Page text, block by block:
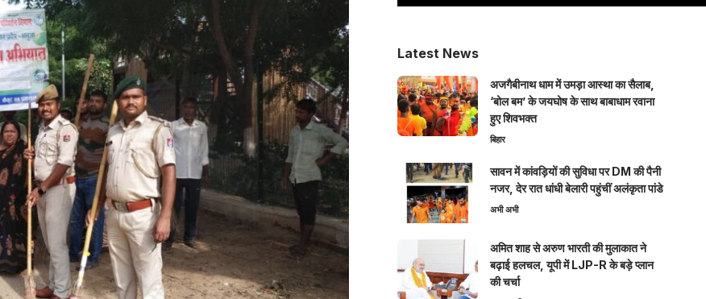
Latest News
अजगैबीनाथ धाम में उमड़ा आस्था का सैलाब,
‘बोल बम’ के जयघोष के साथ बाबाधाम रवाना
हुए शिवभक्त
बिहार
सावन में कांवड़ियों की सुविधा पर DM की पैनी
नजर, देर रात धांधी बेलारी पहुंचीं अलंकृता पांडे
अभी अभी
अमित शाह से अरुण भारती की मुलाकात ने
बढ़ाई हलचल, यूपी में LJP-R के बड़े प्लान
की चर्चा